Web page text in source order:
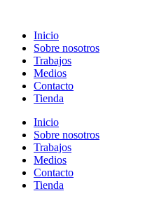
contenido
Inicio
Sobre nosotros
Trabajos
Medios
Contacto
Tienda
Inicio
Sobre nosotros
Trabajos
Medios
Contacto
Tienda